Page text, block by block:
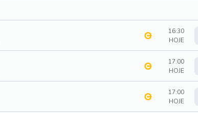
16:30
HOJE
17:00
HOJE
17:00
HOJE